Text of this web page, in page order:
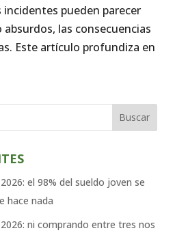
pueden parecer
las consecuencias
Este artículo profundiza en
Buscar
el 98% del sueldo joven se
hace nada
ni comprando entre tres nos